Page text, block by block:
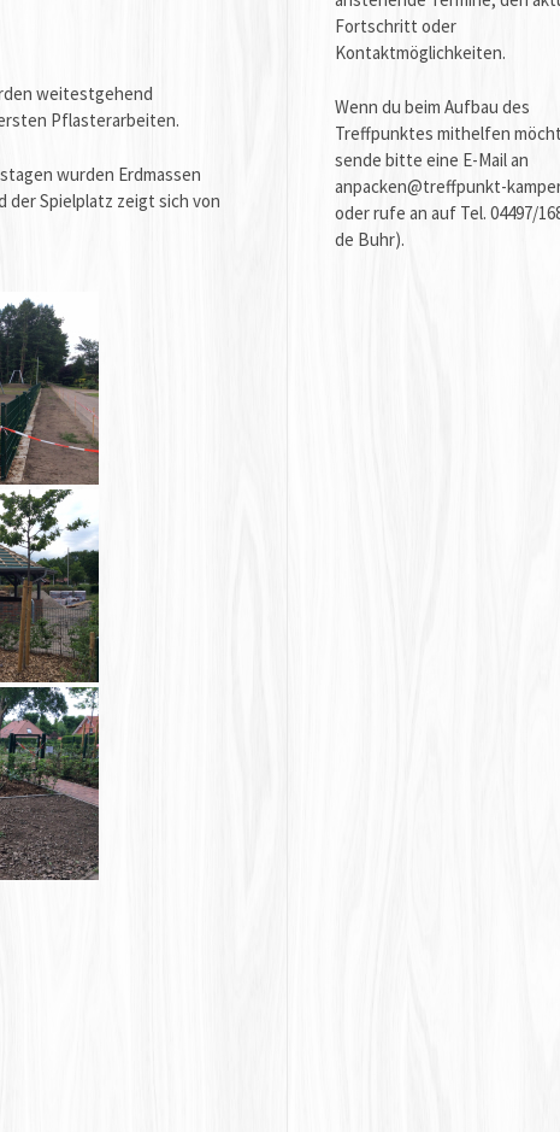
weitestgehend
Pflasterarbeiten.
wurden Erdmassen
der Spielplatz zeigt sich von
Fortschritt oder
Kontaktmöglichkeiten.
Wenn du beim Aufbau des
Treffpunktes mithelfen
sende bitte eine E-Mail an
anpacken@treffpunkt-
oder rufe an auf Tel. 04497/
de Buhr).